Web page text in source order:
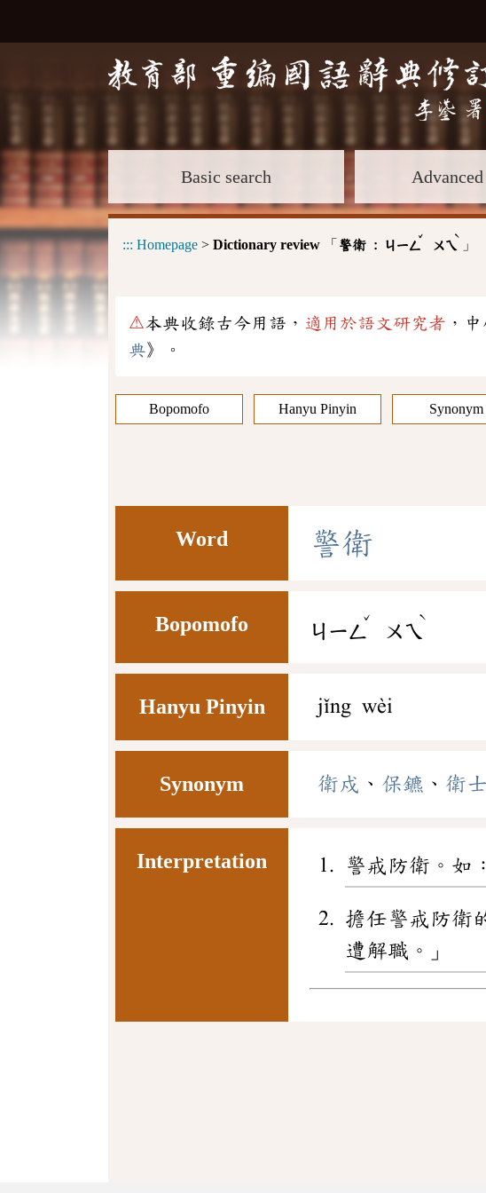
Basic search
::: Homepage > Dictionary review 「 警衛 : ㄐㄧㄥ
ˇ
ㄨㄟ
ˋ
」
⚠本典收錄古今用語， 適用於語文研究者 ，
典》。
Bopomofo Hanyu Pinyin Synonym
Word 警衛
Bopomofo ㄐㄧㄥ
ˇ
ㄨㄟ
ˋ
Hanyu Pinyin jǐng wèi
Synonym 衛戍 、 保鑣 、 衛士
Interpretation 警戒防衛。如
擔任警戒防衛
遭解職。」